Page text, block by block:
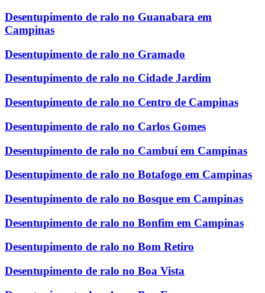
Desentupimento de ralo no Guanabara em
Campinas
Desentupimento de ralo no Gramado
Desentupimento de ralo no Cidade Jardim
Desentupimento de ralo no Centro de Campinas
Desentupimento de ralo no Carlos Gomes
Desentupimento de ralo no Cambuí em Campinas
Desentupimento de ralo no Botafogo em Campinas
Desentupimento de ralo no Bosque em Campinas
Desentupimento de ralo no Bonfim em Campinas
Desentupimento de ralo no Bom Retiro
Desentupimento de ralo no Boa Vista